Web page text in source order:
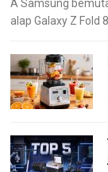
A Samsung
alap Galaxy Z Fold